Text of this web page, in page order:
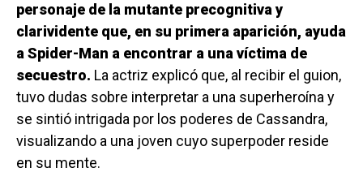
personaje de la mutante precognitiva y
clarividente que, en su primera aparición, ayuda
a Spider-Man a encontrar a una víctima de
secuestro. La actriz explicó que, al recibir el guion,
tuvo dudas sobre interpretar a una superheroína y
se sintió intrigada por los poderes de Cassandra,
visualizando a una joven cuyo superpoder reside
en su mente.